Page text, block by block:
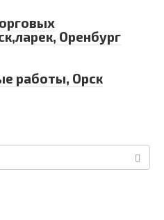
Оренбург
работы, Орск